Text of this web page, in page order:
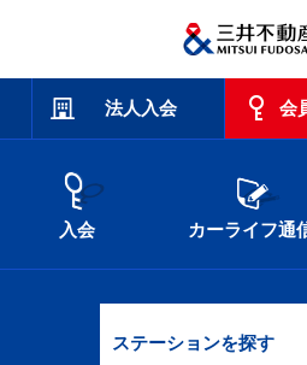
法人入会 会
入会 カーライフ通
ステーションを探す